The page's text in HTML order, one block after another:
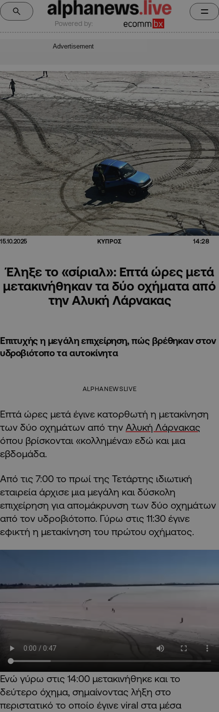
Powered by:
Advertisement
15.10.2025 ΚΥΠΡΟΣ 14:28
Έληξε το «σίριαλ»: Επτά ώρες μετά
μετακινήθηκαν τα δύο οχήματα από
την Αλυκή Λάρνακας
Επιτυχής η μεγάλη επιχείρηση, πώς βρέθηκαν στον
υδροβιότοπο τα αυτοκίνητα
ALPHANEWSLIVE
Επτά ώρες μετά έγινε κατορθωτή η μετακίνηση
των δύο οχημάτων από την Αλυκή Λάρνακας
όπου βρίσκονται «κολλημένα» εδώ και μια
εβδομάδα.
Από τις 7:00 το πρωί της Τετάρτης ιδιωτική
εταιρεία άρχισε μια μεγάλη και δύσκολη
επιχείρηση για απομάκρυνση των δύο οχημάτων
από τον υδροβιότοπο. Γύρω στις 11:30 έγινε
εφικτή η μετακίνηση του πρώτου οχήματος.
Ενώ γύρω στις 14:00 μετακινήθηκε και το
δεύτερο όχημα, σημαίνοντας λήξη στο
περιστατικό το οποίο έγινε viral στα μέσα